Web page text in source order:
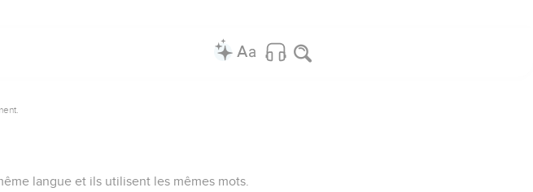
langue et ils utilisent les mêmes mots.